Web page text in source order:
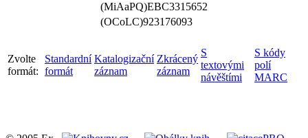
(MiAaPQ)EBC3315652
(OCoLC)923176093
Zvolte
formát:
Standardní
formát
Katalogizační
záznam
Zkrácený
záznam
S
textovými
návěštími
S kódy
polí
MARC